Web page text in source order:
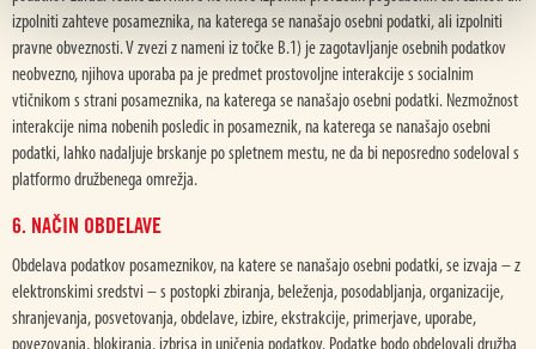
izpolniti zahteve posameznika, na katerega se nanašajo osebni podatki, ali izpolniti
pravne obveznosti. V zvezi z nameni iz točke B.1) je zagotavljanje osebnih podatkov
neobvezno, njihova uporaba pa je predmet prostovoljne interakcije s socialnim
vtičnikom s strani posameznika, na katerega se nanašajo osebni podatki. Nezmožnost
interakcije nima nobenih posledic in posameznik, na katerega se nanašajo osebni
podatki, lahko nadaljuje brskanje po spletnem mestu, ne da bi neposredno sodeloval s
platformo družbenega omrežja.
6. NAČIN OBDELAVE
Obdelava podatkov posameznikov, na katere se nanašajo osebni podatki, se izvaja – z
elektronskimi sredstvi – s postopki zbiranja, beleženja, posodabljanja, organizacije,
shranjevanja, posvetovanja, obdelave, izbire, ekstrakcije, primerjave, uporabe,
povezovanja, blokiranja, izbrisa in uničenja podatkov. Podatke bodo obdelovali družba